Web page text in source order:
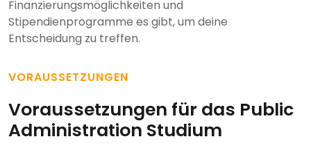
Finanzierungsmöglichkeiten und
Stipendienprogramme es gibt, um deine
Entscheidung zu treffen.
VORAUSSETZUNGEN
Voraussetzungen für das Public
Administration Studium